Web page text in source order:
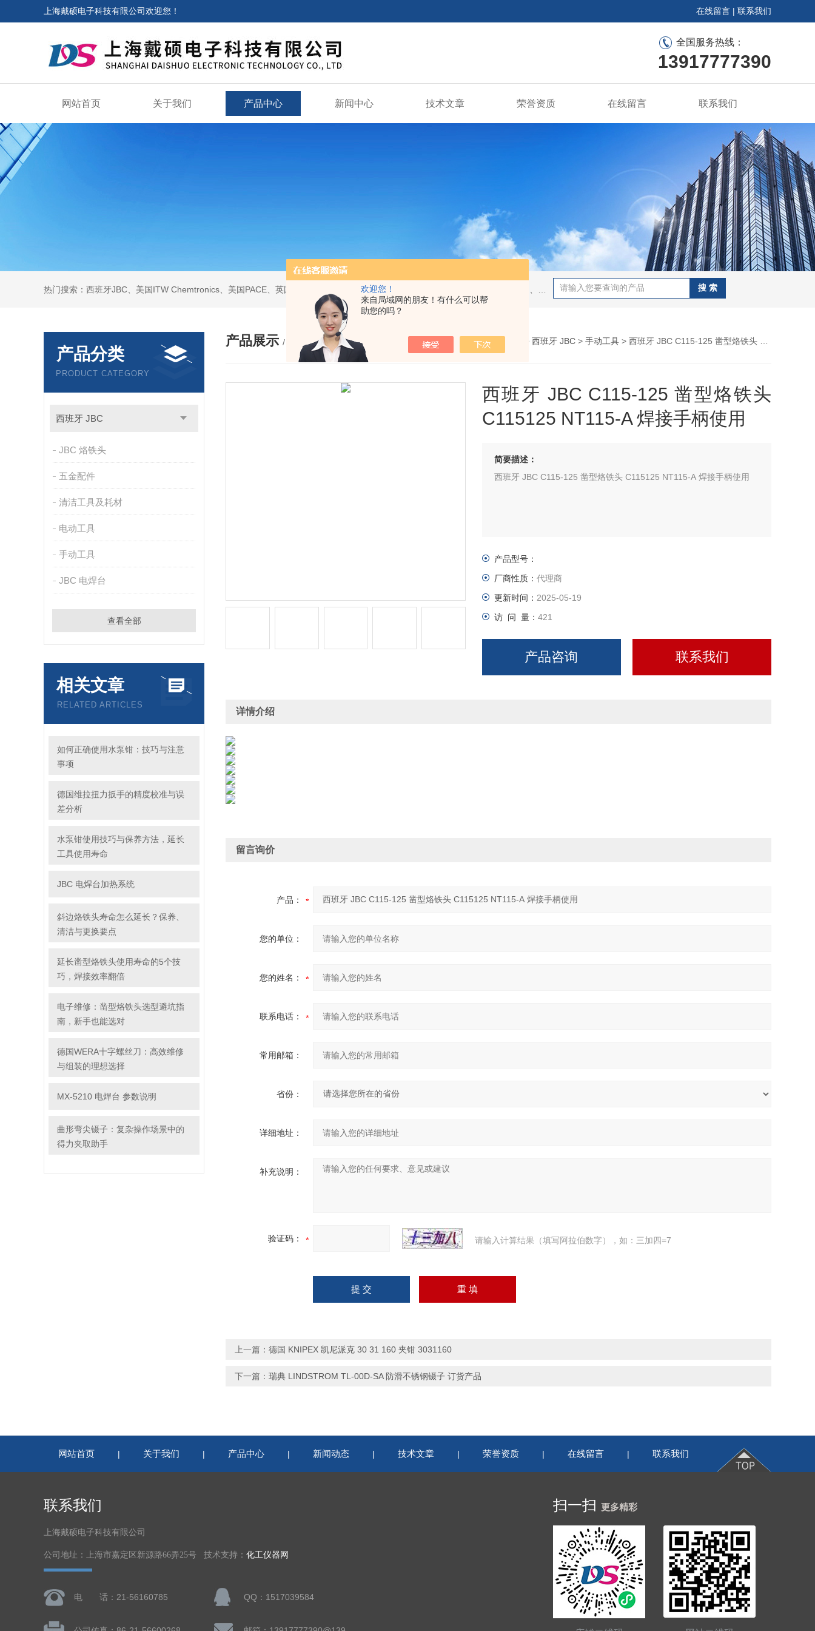
欢迎您！
来自局域网的朋友！有什么可以帮
助您的吗？
上海戴硕电子科技有限公司欢迎您！ 在线留言 | 联系我们
全国服务热线：
13917777390
网站首页 关于我们 产品中心 新闻中心 技术文章 荣誉资质 在线留言 联系我们
产品分类
PRODUCT CATEGORY
西班牙 JBC
JBC 烙铁头
五金配件
清洁工具及耗材
电动工具
手动工具
JBC 电焊台
查看全部
相关文章
RELATED ARTICLES
如何正确使用水泵钳：技巧与注意
事项
德国维拉扭力扳手的精度校准与误
差分析
水泵钳使用技巧与保养方法，延长
工具使用寿命
JBC 电焊台加热系统
斜边烙铁头寿命怎么延长？保养、
清洁与更换要点
延长凿型烙铁头使用寿命的5个技
巧，焊接效率翻倍
电子维修：凿型烙铁头选型避坑指
南，新手也能选对
德国WERA十字螺丝刀：高效维修
与组装的理想选择
MX-5210 电焊台 参数说明
曲形弯尖镊子：复杂操作场景中的
得力夹取助手
产品展示 / PRODUCTS 您的位置： 网站首页>产品展示 > 西班牙 JBC > 手动工具 > 西班牙 JBC C115-125 凿型烙铁头 C115125 NT115-A 焊接手柄使用
西班牙 JBC C115-125 凿型烙铁头
C115125 NT115-A 焊接手柄使用
简要描述：
西班牙 JBC C115-125 凿型烙铁头 C115125 NT115-A 焊接手柄使用
产品型号：
厂商性质： 代理商
更新时间： 2025-05-19
访 问 量： 421
产品咨询 联系我们
详情介绍
留言询价
产品：
您的单位：
您的姓名：
联系电话：
常用邮箱：
省份：
详细地址：
补充说明：
验证码： 请输入计算结果（填写阿拉伯数字），如：三加四=7
上一篇： 德国 KNIPEX 凯尼派克 30 31 160 夹钳 3031160
下一篇： 瑞典 LINDSTROM TL-00D-SA 防滑不锈钢镊子 订货产品
网站首页 | 关于我们 | 产品中心 | 新闻动态 | 技术文章 | 荣誉资质 | 在线留言 | 联系我们
联系我们
上海戴硕电子科技有限公司
公司地址：上海市嘉定区新源路66弄25号 技术支持： 化工仪器网
电 话：21-56160785 QQ：1517039584
扫一扫 更多精彩